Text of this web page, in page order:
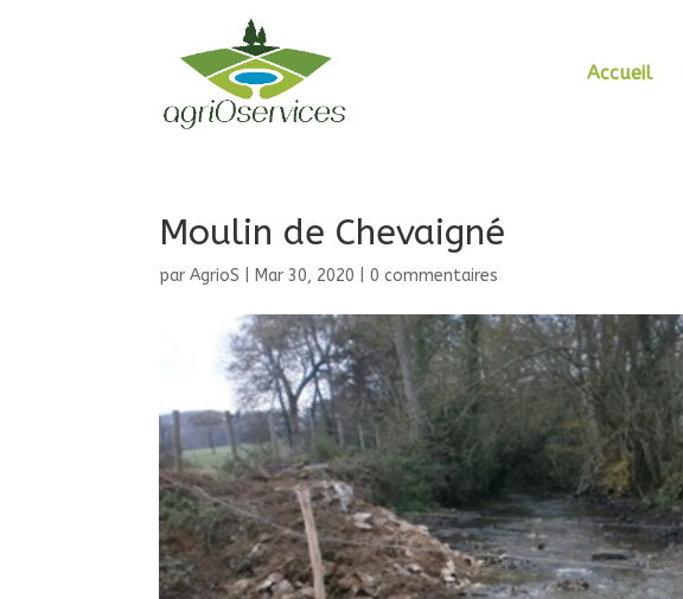
Accueil
Moulin de Chevaigné
parAgrioS Mar 30, 2020 |0 commentaires